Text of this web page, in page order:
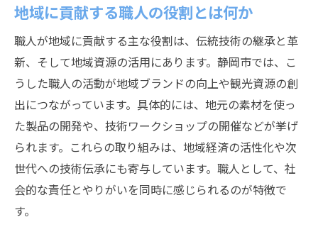
地域に貢献する職人の役割とは何か
職人が地域に貢献する主な役割は、伝統技術の継承と革
新、そして地域資源の活用にあります。静岡市では、こ
うした職人の活動が地域ブランドの向上や観光資源の創
出につながっています。具体的には、地元の素材を使っ
た製品の開発や、技術ワークショップの開催などが挙げ
られます。これらの取り組みは、地域経済の活性化や次
世代への技術伝承にも寄与しています。職人として、社
会的な責任とやりがいを同時に感じられるのが特徴で
す。